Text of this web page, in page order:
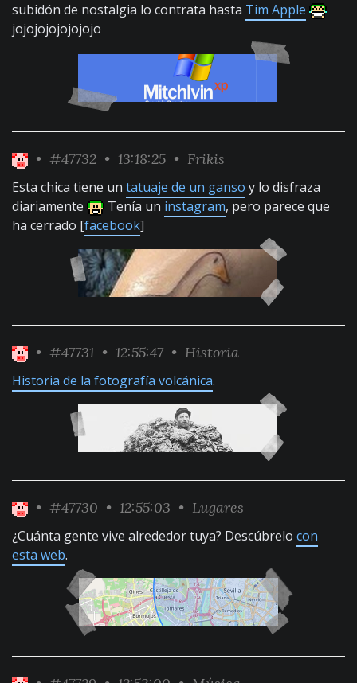
subidón de nostalgia lo contrata hasta Tim Apple
jojojojojojojojo
• #47732 • 13:18:25 • Frikis
Esta chica tiene un tatuaje de un ganso y lo disfraza
diariamente
Tenía un instagram, pero parece que
ha cerrado [facebook]
• #47731 • 12:55:47 • Historia
Historia de la fotografía volcánica.
• #47730 • 12:55:03 • Lugares
¿Cuánta gente vive alrededor tuya? Descúbrelo con
esta web.